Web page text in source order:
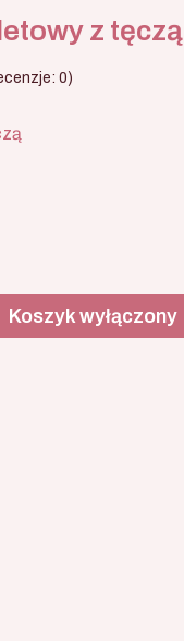
z tęczą
0)
Koszyk wyłączony